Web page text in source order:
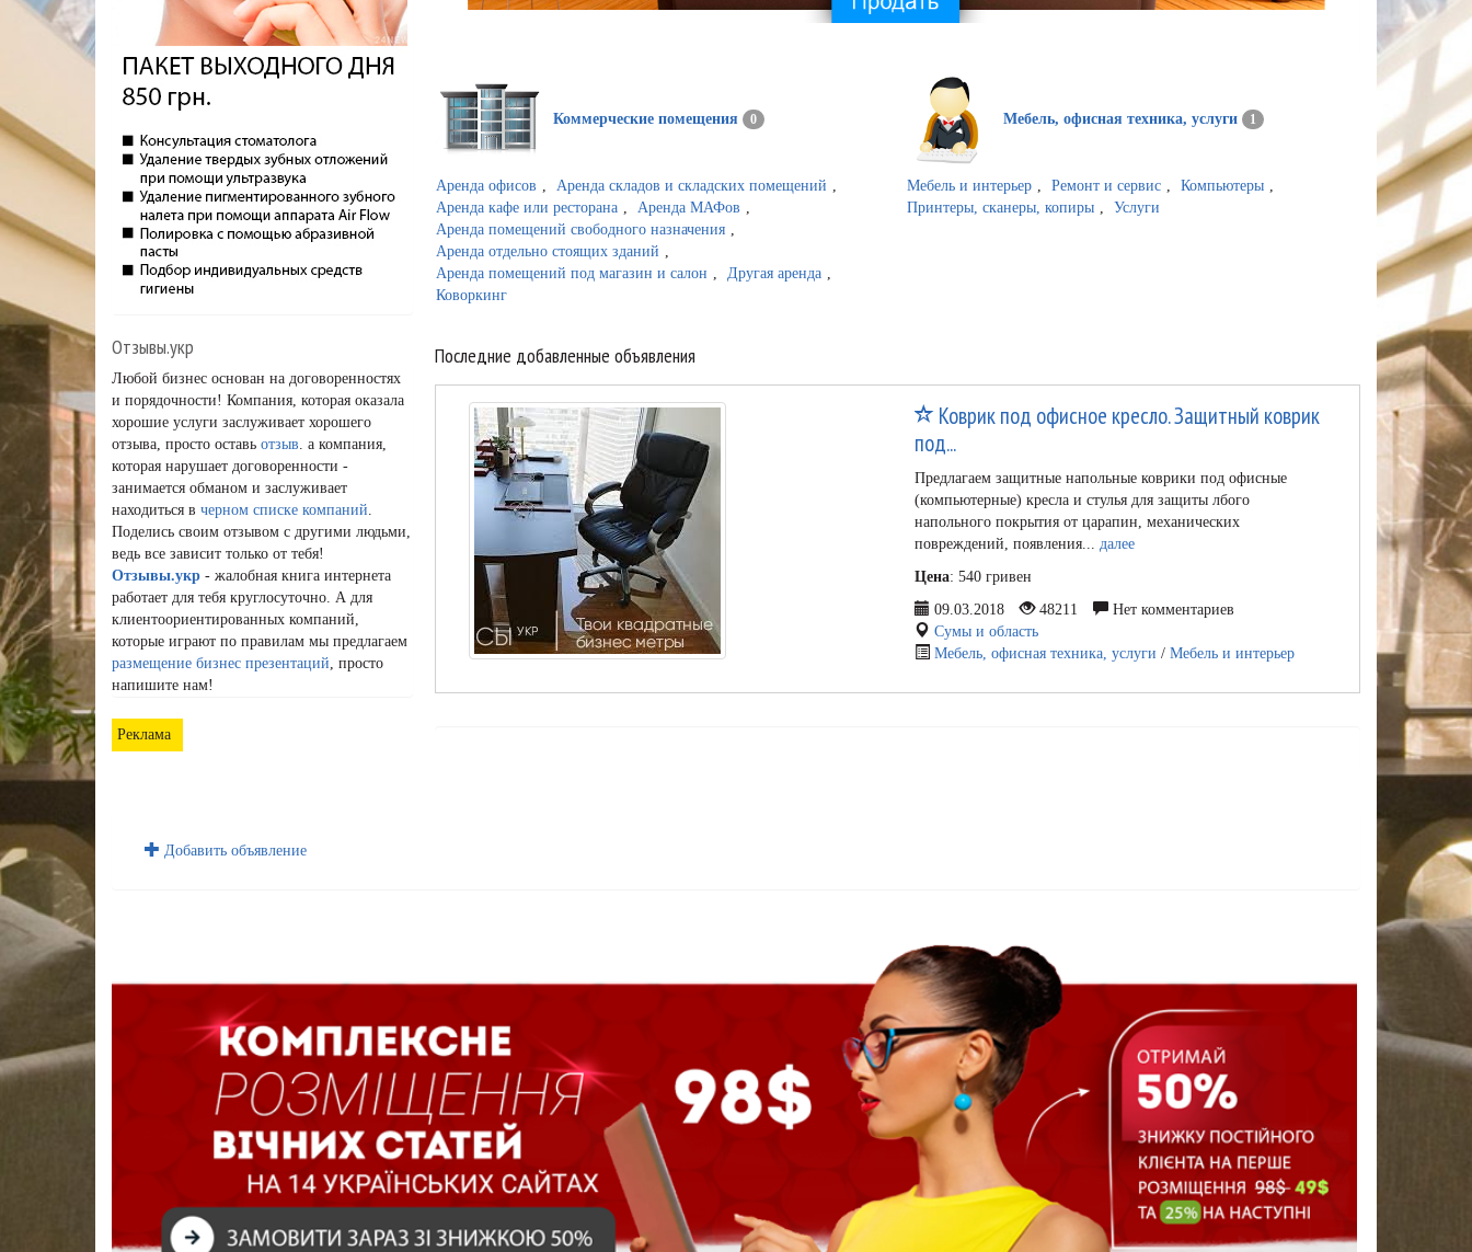
Отзывы.укр
Любой бизнес основан на договоренностях
и порядочности! Компания, которая оказала
хорошие услуги заслуживает хорошего
отзыва, просто оставь отзыв. а компания,
которая нарушает договоренности -
занимается обманом и заслуживает
находиться в черном списке компаний.
Поделись своим отзывом с другими людьми,
ведь все зависит только от тебя!
Отзывы.укр - жалобная книга интернета
работает для тебя круглосуточно. А для
клиентоориентированных компаний,
которые играют по правилам мы предлагаем
размещение бизнес презентаций, просто
напишите нам!
Реклама
Коммерческие помещения 0
Аренда офисов Аренда складов и складских помещений
Аренда кафе или ресторана
Аренда МАФов
Аренда помещений свободного назначения
Аренда отдельно стоящих зданий
Аренда помещений под магазин и салон
Другая аренда
Коворкинг
Мебель, офисная техника, услуги 1
Мебель и интерьер Ремонт и сервис Компьютеры
Принтеры, сканеры, копиры
Услуги
Последние добавленные объявления
Коврик под офисное кресло. Защитный коврик
под...
Предлагаем защитные напольные коврики под офисные
(компьютерные) кресла и стулья для защиты лбого
напольного покрытия от царапин, механических
повреждений, появления... далее
Цена: 540 гривен
09.03.2018
48211
Нет комментариев
Сумы и область
Мебель, офисная техника, услуги / Мебель и интерьер
Добавить объявление